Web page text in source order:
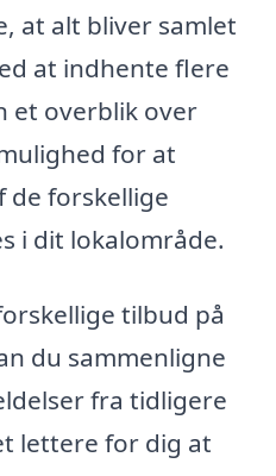
at alt bliver samlet
at indhente flere
et overblik over
for at
de forskellige
i dit lokalområde.
tilbud på
du sammenligne
fra tidligere
lettere for dig at